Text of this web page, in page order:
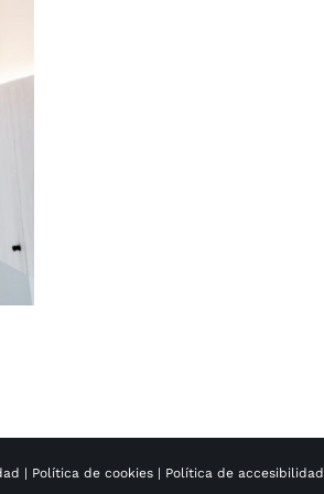
| Política de cookies | Política de accesibilidad